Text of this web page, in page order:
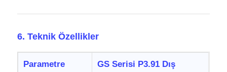
6. Teknik Özellikler
Parametre
GS Serisi P3.91 Dış